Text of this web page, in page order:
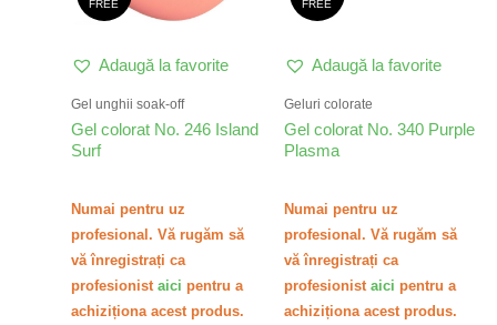
FREE
Adaugă la favorite
Gel unghii soak-off
Gel colorat No. 246 Island
Surf
Numai pentru uz
profesional. Vă rugăm să
vă înregistrați ca
profesionist aici pentru a
achiziționa acest produs.
FREE
Adaugă la favorite
Geluri colorate
Gel colorat No. 340 Purple
Plasma
Numai pentru uz
profesional. Vă rugăm să
vă înregistrați ca
profesionist aici pentru a
achiziționa acest produs.